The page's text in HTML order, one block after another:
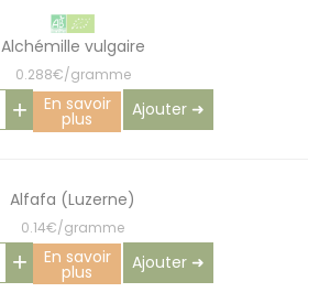
Alchémille vulgaire
0.288€/gramme
+ En savoir
plus Ajouter ➜
Alfafa (Luzerne)
0.14€/gramme
+ En savoir
plus Ajouter ➜